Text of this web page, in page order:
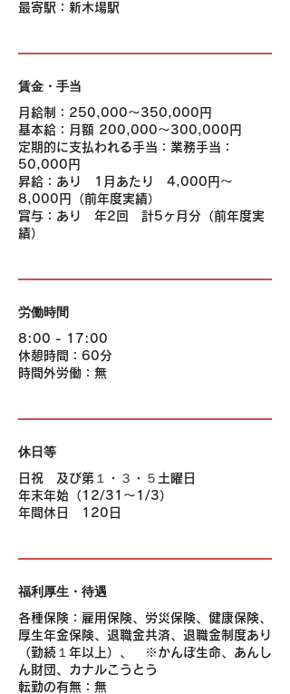
最寄駅：新木場駅
賃金・手当
月給制：250,000〜350,000円
基本給：月額 200,000〜300,000円
定期的に支払われる手当：業務手当：
50,000円
昇給：あり 1月あたり 4,000円～
8,000円（前年度実績）
賞与：あり 年2回 計5ヶ月分（前年度実
績）
労働時間
8:00 - 17:00
休憩時間：60分
時間外労働：無
休日等
日祝 及び第１・３・５土曜日
年末年始（12/31～1/3）
年間休日 120日
福利厚生・待遇
各種保険：雇用保険、労災保険、健康保険、
厚生年金保険、退職金共済、退職金制度あり
（勤続１年以上）、 ※かんぽ生命、あんし
ん財団、カナルこうとう
転勤の有無：無